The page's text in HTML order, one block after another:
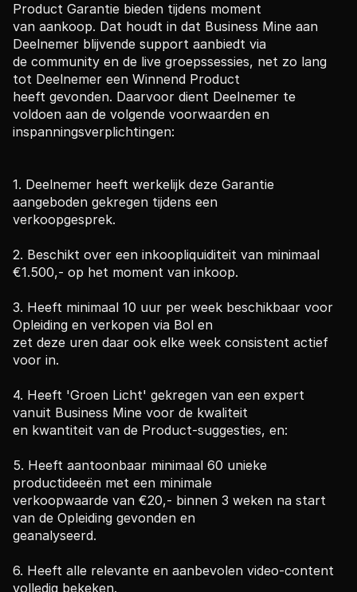
Product Garantie bieden tijdens moment
van aankoop. Dat houdt in dat Business Mine aan
Deelnemer blijvende support aanbiedt via
de community en de live groepssessies, net zo lang
tot Deelnemer een Winnend Product
heeft gevonden. Daarvoor dient Deelnemer te
voldoen aan de volgende voorwaarden en
inspanningsverplichtingen:
1. Deelnemer heeft werkelijk deze Garantie
aangeboden gekregen tijdens een
verkoopgesprek.
€1.500,- op het moment van inkoop.
3. Heeft minimaal 10 uur per week beschikbaar voor
Opleiding en verkopen via Bol en
zet deze uren daar ook elke week consistent actief
voor in.
4. Heeft 'Groen Licht' gekregen van een expert
vanuit Business Mine voor de kwaliteit
en kwantiteit van de Product-suggesties, en:
5. Heeft aantoonbaar minimaal 60 unieke
productideeën met een minimale
verkoopwaarde van €20,- binnen 3 weken na start
van de Opleiding gevonden en
geanalyseerd.
6. Heeft alle relevante en aanbevolen video-content
volledig bekeken.